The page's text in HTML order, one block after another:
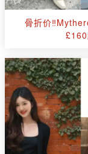
骨折价